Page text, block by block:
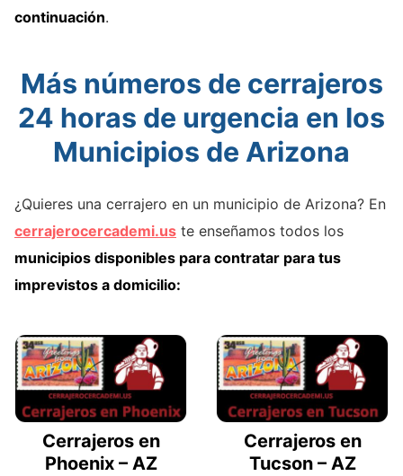
continuación.
Más números de cerrajeros
24 horas de urgencia en los
Municipios de Arizona
¿Quieres una cerrajero en un municipio de Arizona? En
cerrajerocercademi.us te enseñamos todos los
municipios disponibles para contratar para tus
imprevistos a domicilio:
Cerrajeros en
Phoenix – AZ
Cerrajeros en
Tucson – AZ